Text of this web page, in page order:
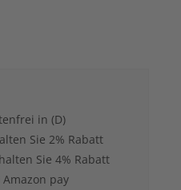
in (D)
Sie 2% Rabatt
Sie 4% Rabatt
pay